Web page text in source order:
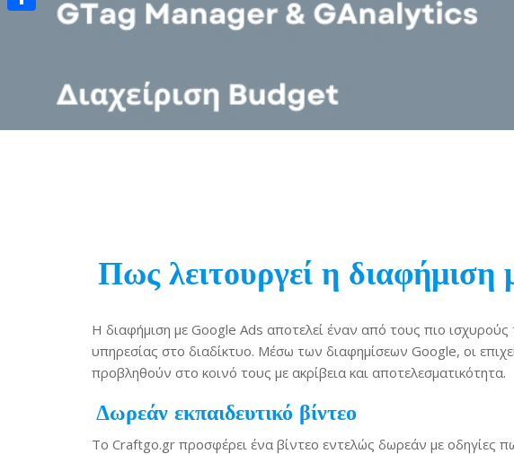
Πως λειτουργεί η
Η διαφήμιση με Google Ads αποτελεί έναν από τους πιο
υπηρεσίας στο διαδίκτυο. Μέσω των διαφημίσεων Google, οι
προβληθούν στο κοινό τους με ακρίβεια και αποτελεσματικότητα.
Δωρεάν εκπαιδευτικό βίντεο
Τo Craftgo.gr προσφέρει ένα βίντεο εντελώς δωρεάν με οδηγίες
Μοιραστείτε